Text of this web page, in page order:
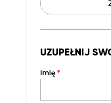
UZUPEŁNIJ
Imię *